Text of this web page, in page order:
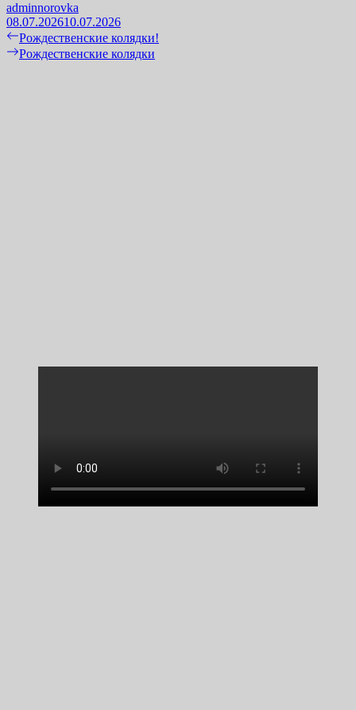
adminnorovka
08.07.202610.07.2026
Навигация
по
Previous
post:
Рождественские колядки!
Next
Рождественские колядки